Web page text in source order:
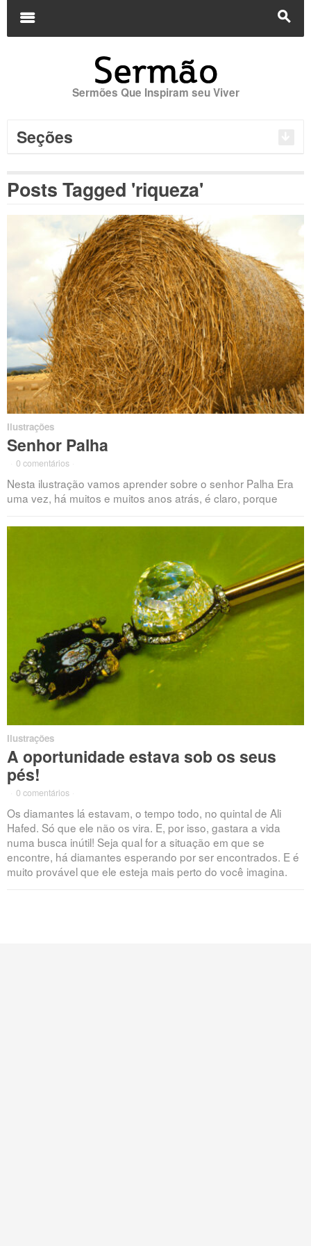
s
m
Sermões Que Inspiram seu Viver
Seções
Posts Tagged 'riqueza'
Ilustrações
Senhor Palha
0 comentários
Nesta ilustração vamos aprender sobre o senhor Palha Era
uma vez, há muitos e muitos anos atrás, é claro, porque
Ilustrações
A oportunidade estava sob os seus
pés!
0 comentários
Os diamantes lá estavam, o tempo todo, no quintal de Ali
Hafed. Só que ele não os vira. E, por isso, gastara a vida
numa busca inútil! Seja qual for a situação em que se
encontre, há diamantes esperando por ser encontrados. E é
muito provável que ele esteja mais perto do você imagina.